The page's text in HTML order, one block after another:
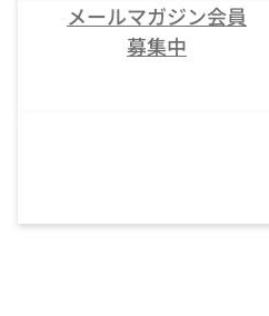
メールマガジン会員
募集中